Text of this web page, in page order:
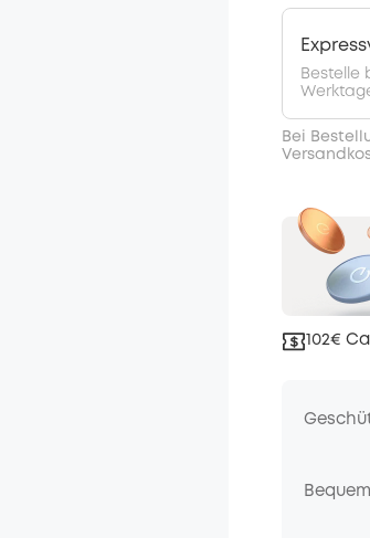
Bestelle
Bei
102€